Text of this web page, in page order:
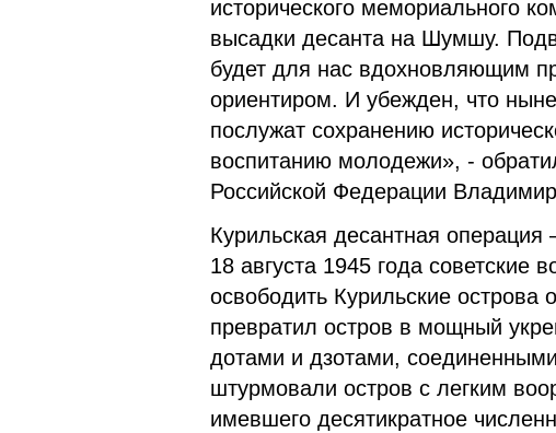
исторического мемориального
высадки десанта на Шумшу.
будет для нас вдохновляющим
ориентиром. И убежден, что
послужат сохранению
воспитанию молодежи», -
Российской Федерации
Курильская десантная
18 августа 1945 года
освободить Курильские острова
превратил остров в мощный
дотами и дзотами,
штурмовали остров с легким
имевшего десятикратное